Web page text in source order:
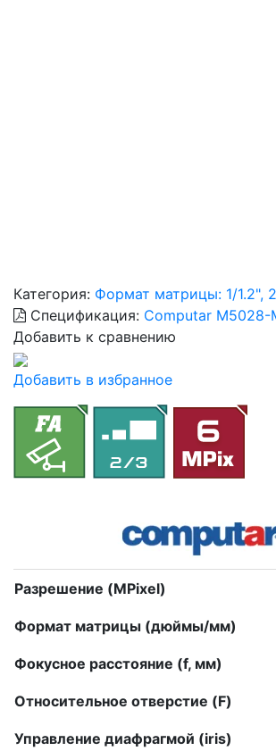
Категория: Формат матрицы: 1/1.2",
Спецификация: Computar M5028-
Добавить к сравнению
Добавить в избранное
Разрешение (MPixel)
Формат матрицы (дюймы/мм)
Фокусное расстояние (f, мм)
Относительное отверстие (F)
Управление диафрагмой (iris)